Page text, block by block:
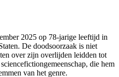
2025 op 78-jarige leeftijd in
De doodsoorzaak is niet
over zijn overlijden leidden tot
die hem
van het genre.